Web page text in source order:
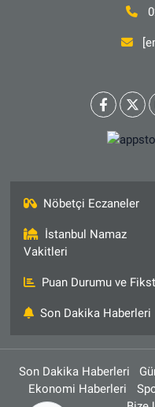
Nöbetçi Eczaneler
İstanbul Namaz
Vakitleri
Puan Durumu ve
Son Dakika Haberleri
Son Dakika Haberleri
Ekonomi Haberleri